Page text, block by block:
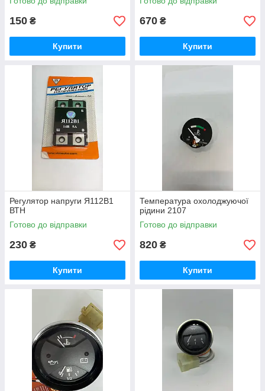
150 ₴
Купити
670 ₴
Купити
Регулятор напруги Я112В1
ВТН
Готово до відправки
230 ₴
Купити
Температура охолоджуючої
рідини 2107
Готово до відправки
820 ₴
Купити